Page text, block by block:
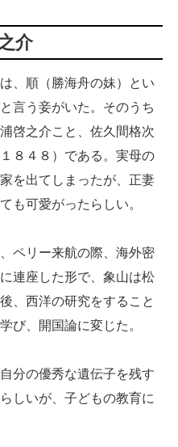
介
、順（勝海舟の妹）とい
言う妾がいた。そのうち
啓之介こと、佐久間格次
８４８）である。実母の
を出てしまったが、正妻
も可愛がったらしい。
ペリー来航の際、海外密
連座した形で、象山は松
、西洋の研究をすること
び、開国論に変じた。
分の優秀な遺伝子を残す
しいが、子どもの教育に